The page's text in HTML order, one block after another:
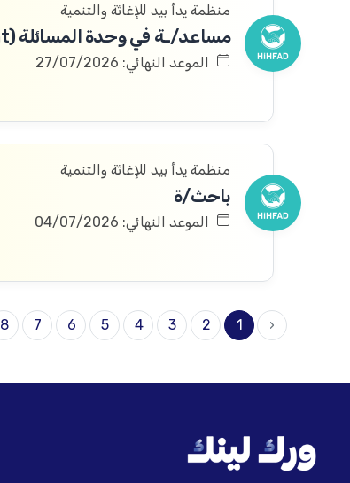
منظمة يدأ بيد للإغاثة والتنمية
مساعد/ـة في وحدة المسائلة (Accountability Assistant)
الموعد النهائي: 27/07/2026
منظمة يدأ بيد للإغاثة والتنمية
باحث/ة
الموعد النهائي: 04/07/2026
‹
1
2
3
4
5
6
7
8